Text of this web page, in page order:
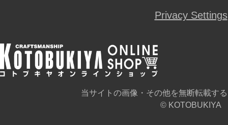
Privacy Settings
当サイトの画像・その他を無断転載す
© KOTOBUKIYA